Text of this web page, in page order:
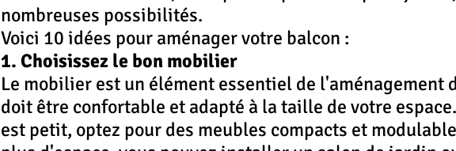
nombreuses possibilités.
Voici 10 idées pour aménager votre balcon :
1. Choisissez le bon mobilier
Le mobilier est un élément essentiel de l'aménagement
doit être confortable et adapté à la taille de votre
est petit, optez pour des meubles compacts et